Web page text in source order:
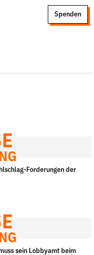
Spenden
Forderungen der
sein Lobbyamt beim